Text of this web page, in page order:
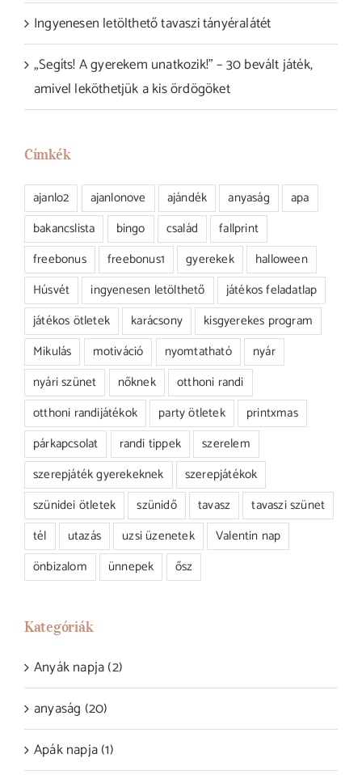
Ingyenesen letölthető tavaszi tányéralátét
„Segíts! A gyerekem unatkozik!” – 30 bevált játék,
amivel leköthetjük a kis ördögöket
Címkék
ajanlo2 ajanlonove ajándék anyaság
apa
bakancslista
bingo család
fallprint
freebonus
freebonus1 gyerekek
halloween
Húsvét
ingyenesen letölthető
játékos feladatlap
játékos ötletek
karácsony
kisgyerekes program
Mikulás
motiváció nyomtatható
nyár
nyári szünet
nőknek
otthoni randi
otthoni randijátékok
party ötletek
printxmas
párkapcsolat
randi tippek
szerelem
szerepjáték gyerekeknek
szerepjátékok
szünidei ötletek
szünidő tavasz
tavaszi szünet
tél
utazás uzsi üzenetek
Valentin nap
önbizalom
ünnepek ősz
Kategóriák
Anyák napja (2)
anyaság (20)
Apák napja (1)